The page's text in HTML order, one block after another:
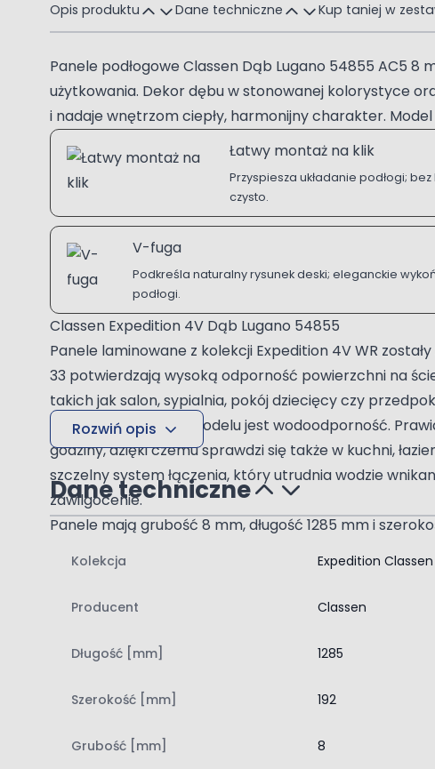
Opis produktu Dane techniczne Kup taniej w
Panele podłogowe Classen Dąb Lugano 54855 AC5
użytkowania. Dekor dębu w stonowanej kolorystyce
i nadaje wnętrzom ciepły, harmonijny charakter.
Łatwy montaż na klik
Przyspiesza układanie podłogi;
czysto.
V-fuga
Podkreśla naturalny rysunek deski; eleganckie
podłogi.
Classen Expedition 4V Dąb Lugano 54855
Panele laminowane z kolekcji Expedition 4V WR
33 potwierdzają wysoką odporność powierzchni na
takich jak salon, sypialnia, pokój dziecięcy czy
Istotną zaletą tego modelu jest wodoodporność.
godziny, dzięki czemu sprawdzi się także w kuchni,
szczelny system łączenia, który utrudnia wodzie
zawilgocenie.
Panele mają grubość 8 mm, długość 1285 mm i
powierzchnia ogranicza osadzanie się kurzu, a tym
Najważniejsze cechy paneli Classen Dąb Lugano
długość 1285 mm
klasa ścieralności AC5
struktura drewna z połyskiem
Rozwiń opis
Dane techniczne
Kolekcja Expedition Classen
Producent Classen
Długość [mm] 1285
Szerokość [mm] 192
Grubość [mm] 8